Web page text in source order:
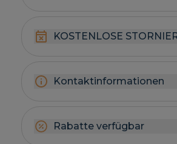
KOSTENLOSE
Kontaktinformationen
Rabatte verfügbar